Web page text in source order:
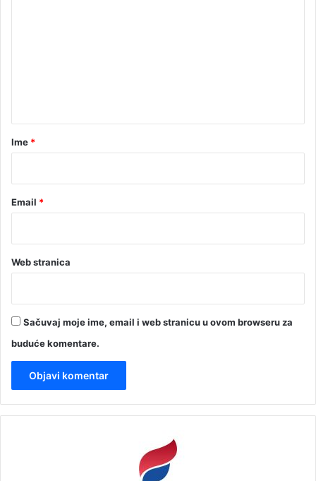
rIme *
Email *
Web stranica
Sačuvaj moje ime, email i web stranicu u ovom browseru za
buduće komentare.